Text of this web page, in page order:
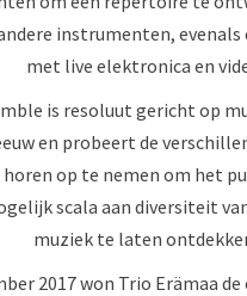
instrumenten,
met live elektronica en
is resoluut gericht op
en probeert de
op te nemen om het
scala aan diversiteit
muziek te laten
2017 won Trio Erämaa